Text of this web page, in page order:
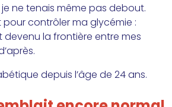
ne tenais même pas debout.
pour contrôler ma glycémie :
devenu la frontière entre mes
depuis l’âge de 24 ans.